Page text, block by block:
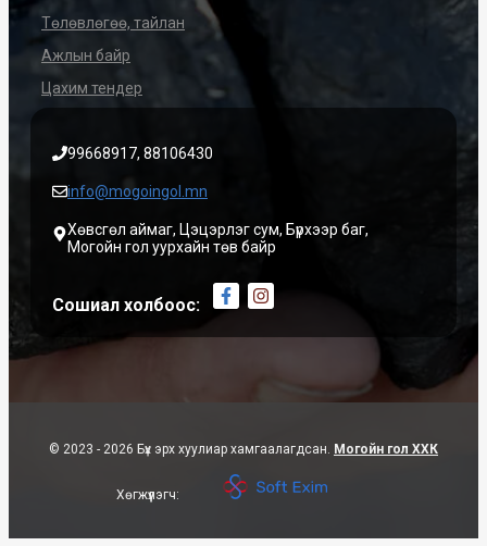
Төлөвлөгөө, тайлан
Ажлын байр
Цахим тендер
99668917, 88106430
info@mogoingol.mn
Хөвсгөл аймаг, Цэцэрлэг сум, Бүрхээр баг,
Могойн гол уурхайн төв байр
Сошиал холбоос:
© 2023 - 2026 Бүх эрх хуулиар хамгаалагдсан. Могойн гол ХХК
Хөгжүүлэгч: